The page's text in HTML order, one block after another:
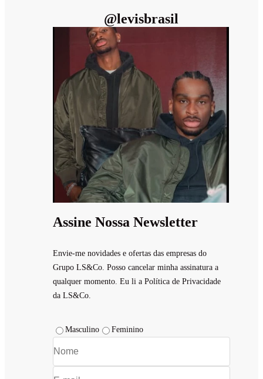
@levisbrasil
Assine Nossa Newsletter
Envie-me novidades e ofertas das empresas do
Grupo LS&Co. Posso cancelar minha assinatura a
qualquer momento. Eu li a Política de Privacidade
da LS&Co.
Masculino Feminino